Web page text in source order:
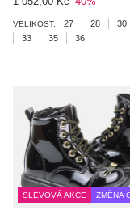
VELIKOST: 27 28 30
33
35 36
SLEVOVÁ AKCE ZMĚNA